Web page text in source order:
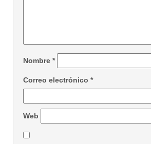
Nombre *
Correo electrónico *
Web